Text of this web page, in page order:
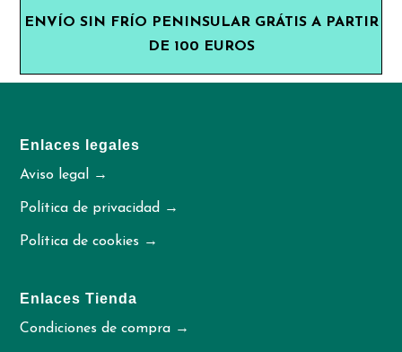
ENVÍO SIN FRÍO PENINSULAR GRÁTIS A PARTIR
DE 100 EUROS
Enlaces legales
Aviso legal →
Política de privacidad →
Política de cookies →
Enlaces Tienda
Condiciones de compra →